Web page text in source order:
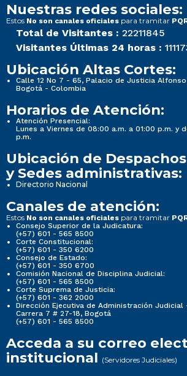
Nuestras redes sociales:
Estos No son canales oficiales para tramitar
Total de Visitantes : 22211845
Visitantes Últimas 24 horas :
Ubicación Altas Cortes:
Calle 12 No 7 - 65, Palacio de Justicia Alfonso
Bogotá - Colombia
Horarios de Atención:
Atención Presencial:
Lunes a Viernes de 08:00 a.m. a 01:00 p.m. y
p.m.
Ubicación de
y Sedes administrativas:
Directorio Nacional
Canales de atención:
Estos No son canales oficiales para tramitar
Consejo Superior de la Judicatura:
(+57) 601 - 565 8500
Corte Constitucional:
(+57) 601 - 350 6200
Consejo de Estado:
(+57) 601 - 350 6700
Comisión Nacional de Disciplina Judicial:
(+57) 601 - 565 8500
Corte Suprema de Justicia:
(+57) 601 - 362 2000
Dirección Ejecutiva de Administración Judicial
Carrera 7 # 27-18, Bogotá
(+57) 601 - 565 8500
Acceda a su correo
institucional (Servidores Judiciales)